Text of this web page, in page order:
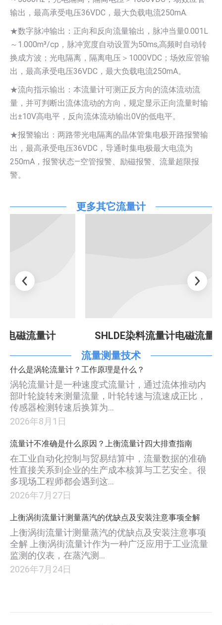
输出，最高承受电压36VDC，最大负载电流250mA.
★数字脉冲输出：正向和反向流量输出，脉冲当量0.001L
～1.000m³/cp，脉冲宽度自动设置为50ms,高频时自动转
换成方波；光电隔离，隔离电压＞1000VDC；场效应管输
出，最高承受电压36VDC，最大负载电流250mA。
★流向指示输出：本流量计可测正反方向的流体流动流
量，并可判断出流体流动的方向，规定显示正向流量时输
出±10V高电平，反向流体流动输出0V的低电平。
★报警输出：两路带光电隔离的晶体管集电极开路报警输
出，最高承受电压36VDC，导通时集电极最大电流为
250mA，报警状态—空管报警、励磁报警、流量超限报
警。
更多其它流量计
SHLDE染料流量计电磁流量计
生活污
流量测量技术
什么是涡轮流量计？工作原理是什么？
涡轮流量计是一种速度式流量计，通过流体推动内
部叶轮旋转来测量流量，叶轮转速与流速成正比，
传感器检测转速后换算为…
2026年8月1日
流量计不准确是什么原因？上衡流量计四大排查指南
在工业自动化控制与贸易结算中，流量数据的准确
性直接关系到企业的生产成本核算与工艺安全。很
多现场工程师都会遇到这…
2026年7月27日
上衡涡街流量计测量蒸汽的优缺点及安装注意事项全解
上衡涡街流量计测量蒸汽的优缺点及安装注意事项
全解 上衡涡街流量计作为一种广泛应用于工业流量
监测的仪表，在蒸汽测…
2026年7月24日